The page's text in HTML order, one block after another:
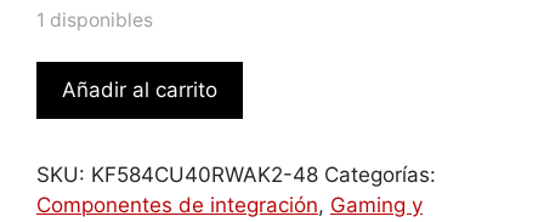
1 disponibles
MEMORIA
KINGSTON
8400MT/S
DDR5
Añadir al carrito
SKU: KF584CU40RWAK2-48 Categorías:
Componentes de integración, Gaming y